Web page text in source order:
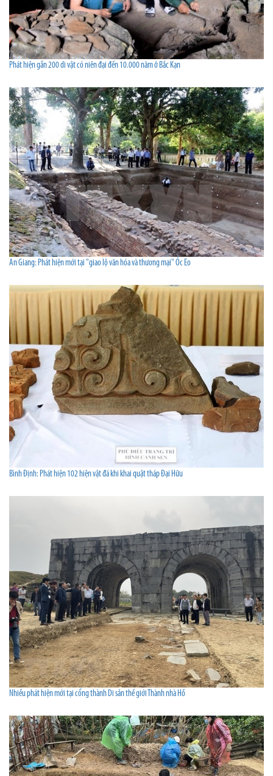
Phát hiện gần 200 di vật có niên đại đến 10.000 năm ở Bắc Kạn
An Giang: Phát hiện mới tại "giao lộ văn hóa và thương mại" Óc Eo
Bình Định: Phát hiện 102 hiện vật đá khi khai quật tháp Đại Hữu
Nhiều phát hiện mới tại cổng thành Di sản thế giới Thành nhà Hồ